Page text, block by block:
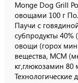
Monge Dog Grill
овощами 100 г
Паучи с
субпродукты 40%
овощи (горох
вещества, МСМ
кг,глюкозамин 80
Технологические